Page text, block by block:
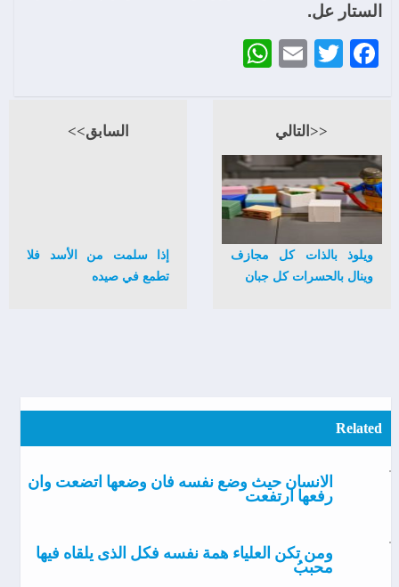
الستار عل.
Facebook
Twitter
Email
السابق>>
إذا سلمت من الأسد فلا
تطمع في صيده
<<التالي
ويلوذ بالذات كل مجازف
وينال بالحسرات كل جبان
Related
الانسان حيث وضع نفسه فان وضعها اتضعت وان
رفعها ارتفعت
ومن تكن العلياء همة نفسه فكل الذى يلقاه فيها
محببُ